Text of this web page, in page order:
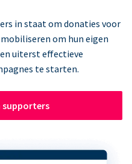
in staat om donaties voor
om hun eigen
uiterst effectieve
te starten.
supporters